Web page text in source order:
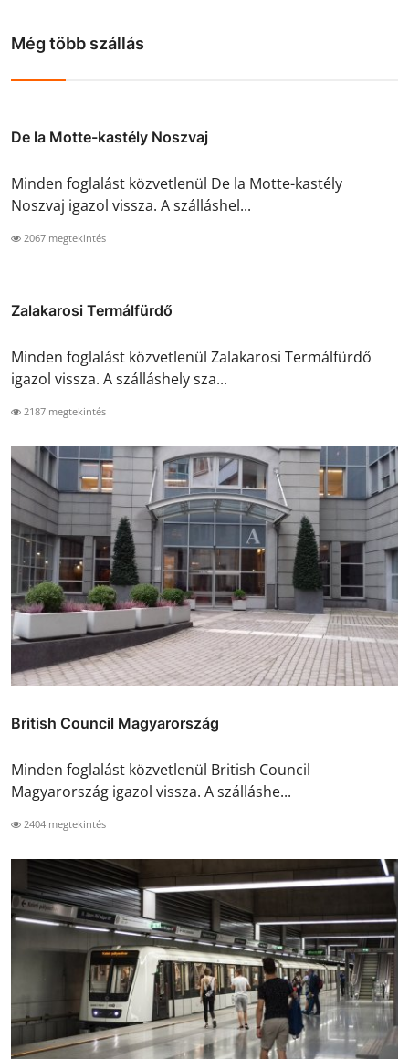
Még több szállás
De la Motte-kastély Noszvaj
Minden foglalást közvetlenül De la Motte-kastély
Noszvaj igazol vissza. A szálláshel...
2067 megtekintés
Zalakarosi Termálfürdő
Minden foglalást közvetlenül Zalakarosi Termálfürdő
igazol vissza. A szálláshely sza...
2187 megtekintés
British Council Magyarország
Minden foglalást közvetlenül British Council
Magyarország igazol vissza. A szálláshe...
2404 megtekintés